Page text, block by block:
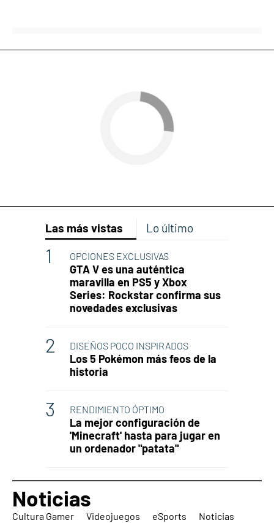
Las más vistas Lo último
OPCIONES EXCLUSIVAS
GTA V es una auténtica
maravilla en PS5 y Xbox
Series: Rockstar confirma sus
novedades exclusivas
DISEÑOS POCO INSPIRADOS
Los 5 Pokémon más feos de la
historia
RENDIMIENTO ÓPTIMO
La mejor configuración de
'Minecraft' hasta para jugar en
un ordenador "patata"
Noticias
Cultura Gamer Videojuegos eSports
Noticias